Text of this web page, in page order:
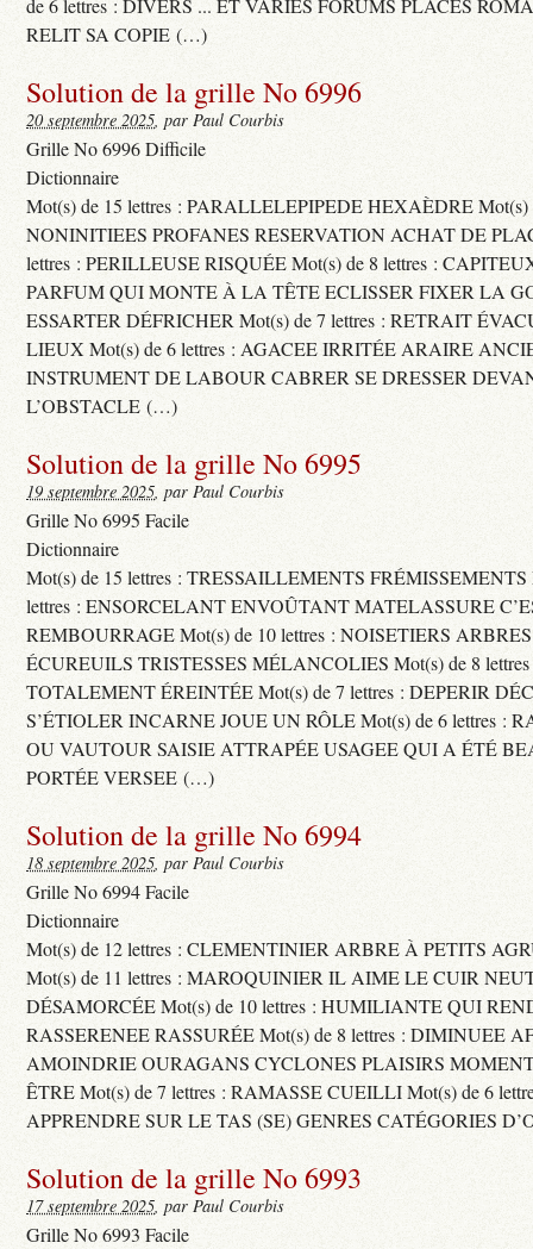
de 6 lettres : DIVERS ... ET VARIÉS FORUMS PLACES
RELIT SA COPIE (…)
Solution de la grille No 6996
20 septembre 2025, par Paul Courbis
Grille No 6996 Difficile
Dictionnaire
Mot(s) de 15 lettres : PARALLELEPIPEDE HEXAÈDRE Mot(s)
NONINITIEES PROFANES RESERVATION ACHAT DE
lettres : PERILLEUSE RISQUÉE Mot(s) de 8 lettres :
PARFUM QUI MONTE À LA TÊTE ECLISSER FIXER LA
ESSARTER DÉFRICHER Mot(s) de 7 lettres : RETRAIT
LIEUX Mot(s) de 6 lettres : AGACEE IRRITÉE ARAIRE
INSTRUMENT DE LABOUR CABRER SE DRESSER
L’OBSTACLE (…)
Solution de la grille No 6995
19 septembre 2025, par Paul Courbis
Grille No 6995 Facile
Dictionnaire
Mot(s) de 15 lettres : TRESSAILLEMENTS FRÉMISSEMENTS
lettres : ENSORCELANT ENVOÛTANT MATELASSURE
REMBOURRAGE Mot(s) de 10 lettres : NOISETIERS
ÉCUREUILS TRISTESSES MÉLANCOLIES Mot(s) de 8
TOTALEMENT ÉREINTÉE Mot(s) de 7 lettres : DEPERIR
S’ÉTIOLER INCARNE JOUE UN RÔLE Mot(s) de 6 lettres :
OU VAUTOUR SAISIE ATTRAPÉE USAGEE QUI A ÉTÉ
PORTÉE VERSEE (…)
Solution de la grille No 6994
18 septembre 2025, par Paul Courbis
Grille No 6994 Facile
Dictionnaire
Mot(s) de 12 lettres : CLEMENTINIER ARBRE À PETITS
Mot(s) de 11 lettres : MAROQUINIER IL AIME LE CUIR
DÉSAMORCÉE Mot(s) de 10 lettres : HUMILIANTE QUI
RASSERENEE RASSURÉE Mot(s) de 8 lettres : DIMINUEE
AMOINDRIE OURAGANS CYCLONES PLAISIRS
ÊTRE Mot(s) de 7 lettres : RAMASSE CUEILLI Mot(s) de 6
APPRENDRE SUR LE TAS (SE) GENRES CATÉGORIES
Solution de la grille No 6993
17 septembre 2025, par Paul Courbis
Grille No 6993 Facile